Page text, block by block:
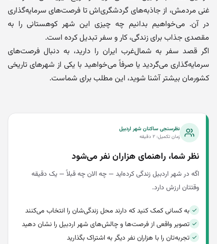
غنی مردمش، از جاذبه‌های گردشگری‌اش تا فرصت‌های سرمایه‌گذاری
در آن. می‌خواهیم بدانیم چه چیزی این شهر کوهستانی را به
مقصدی جذاب برای زندگی، کار و سفر تبدیل کرده است.
اگر قصد سفر به شمال‌غرب ایران را دارید، به دنبال فرصت‌های
سرمایه‌گذاری می‌گردید یا صرفاً می‌خواهید با یکی از شهرهای تاریخی
کشورمان بیشتر آشنا شوید، این مطلب برای شماست.
نظرسنجی ساکنان شهر اردبیل
زمان تکمیل: ۲ دقیقه
نظر شما، راهنمای هزاران نفر می‌شود
اگه در شهر اردبیل زندگی کرده‌اید — چه الان چه قبلاً — یک دقیقه
وقتتان ارزش دارد.
به کسانی کمک کنید که دارند محل زندگی‌شان را انتخاب می‌کنند
تصویر واقعی از فرصت‌ها و چالش‌های شهر اردبیل را نشان دهید
تجربه‌تان را با هزاران نفر دیگر به اشتراک بگذارید